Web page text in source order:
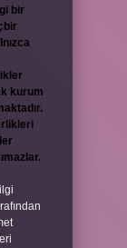
bir
kurum